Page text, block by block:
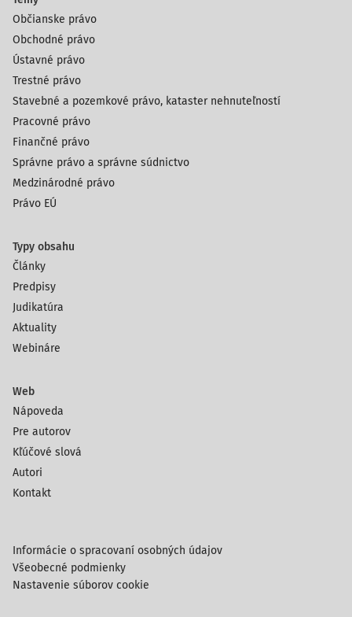
Občianske právo
Obchodné právo
Ústavné právo
Trestné právo
Stavebné a pozemkové právo, kataster nehnuteľností
Pracovné právo
Finančné právo
Správne právo a správne súdnictvo
Medzinárodné právo
Právo EÚ
Typy obsahu
Články
Predpisy
Judikatúra
Aktuality
Webináre
Web
Nápoveda
Pre autorov
Kľúčové slová
Autori
Kontakt
Informácie o spracovaní osobných údajov
Všeobecné podmienky
Nastavenie súborov cookie